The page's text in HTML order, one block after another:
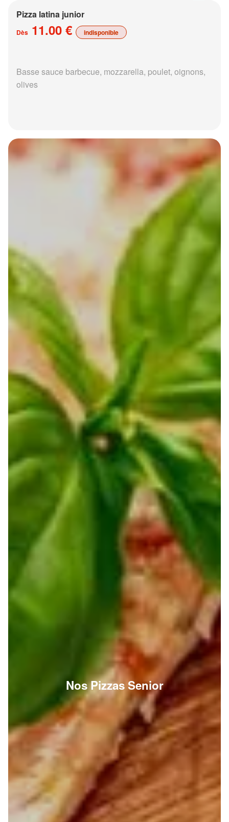
Pizza latina junior
Dès 11.00 € indisponible
Basse sauce barbecue, mozzarella, poulet, oignons,
olives
Nos Pizzas Senior